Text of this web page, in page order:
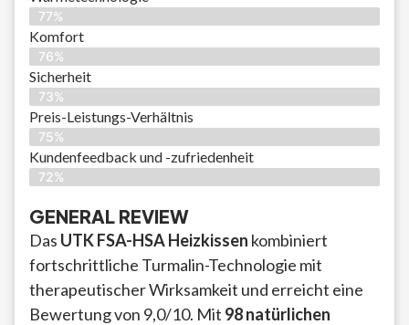
77%
Komfort
76%
Sicherheit
73%
Preis-Leistungs-Verhältnis
75%
Kundenfeedback und -zufriedenheit
72%
GENERAL REVIEW
Das UTK FSA-HSA Heizkissen kombiniert
fortschrittliche Turmalin-Technologie mit
therapeutischer Wirksamkeit und erreicht eine
Bewertung von 9,0/10. Mit 98 natürlichen